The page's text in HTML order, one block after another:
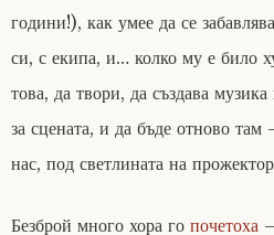
години!), как умее да се
си, с екипа, и… колко му е било
това, да твори, да създава
за сцената, и да бъде отново
нас, под светлината на
Безброй много хора го почетоха